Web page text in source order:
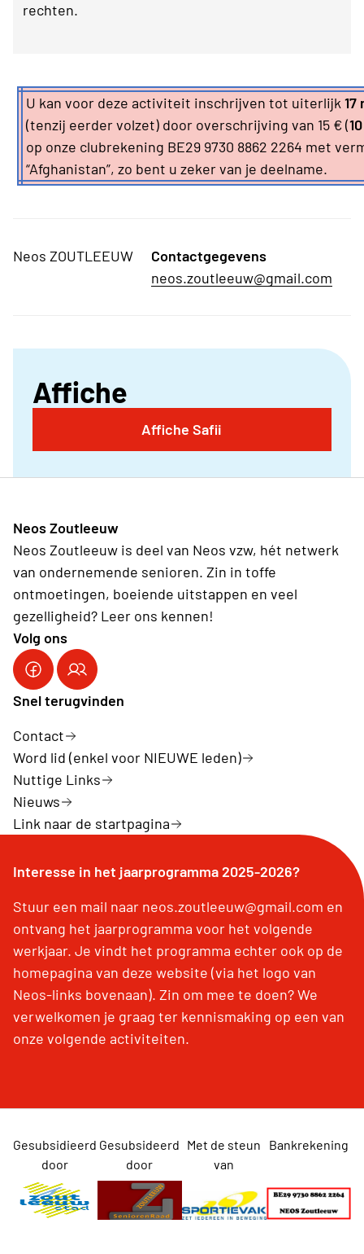
rechten.
U kan voor deze activiteit inschrijven tot uiterlijk17
(tenzij eerder volzet) door overschrijving van 15 € (
op onze clubrekening BE29 9730 8862 2264 met
“Afghanistan”, zo bent u zeker van je deelname.
Neos ZOUTLEEUW
Contactgegevens
neos.zoutleeuw@gmail.com
Affiche
Affiche Safii
Neos Zoutleeuw
Neos Zoutleeuw is deel van Neos vzw, hét netwerk
van ondernemende senioren. Zin in toffe
ontmoetingen, boeiende uitstappen en veel
gezelligheid? Leer ons kennen!
Volg ons
Snel terugvinden
Contact
Word lid (enkel voor NIEUWE leden)
Nuttige Links
Nieuws
Link naar de startpagina
Interesse in het jaarprogramma 2025-2026?
Stuur een mail naar neos.zoutleeuw@gmail.com en
ontvang het jaarprogramma voor het volgende
werkjaar. Je vindt het programma echter ook op de
homepagina van deze website (via het logo van
Neos-links bovenaan). Zin om mee te doen? We
verwelkomen je graag ter kennismaking op een van
onze volgende activiteiten.
Gesubsidieerd
door
Gesubsideerd
door
Met de steun
van
Bankrekening